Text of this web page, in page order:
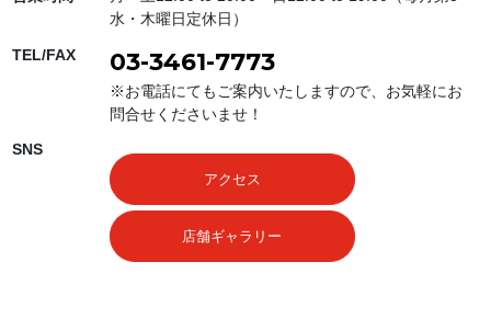
水・木曜日定休日）
TEL/FAX 03-3461-7773
※お電話にてもご案内いたしますので、お気軽にお
問合せくださいませ！
SNS
アクセス
店舗ギャラリー